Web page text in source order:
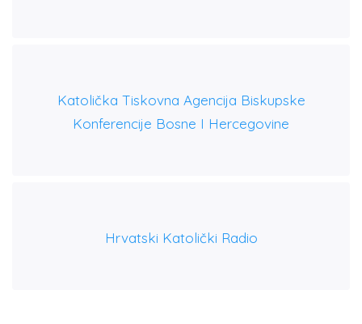
Katolička Tiskovna Agencija Biskupske
Konferencije Bosne I Hercegovine
Hrvatski Katolički Radio